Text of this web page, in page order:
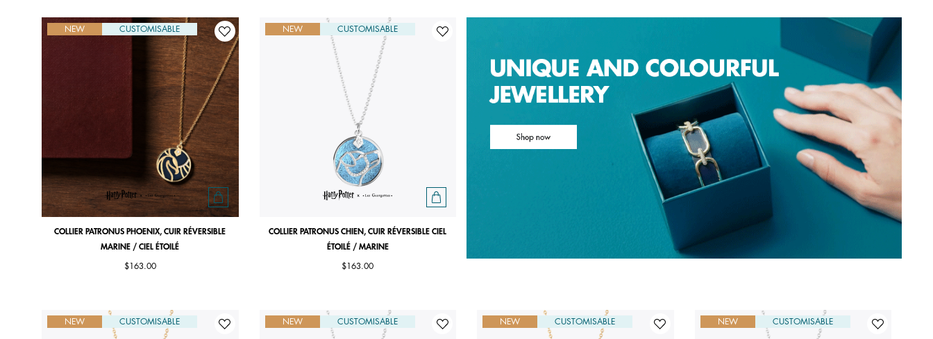
NEW CUSTOMISABLE
COLLIER PATRONUS PHOENIX, CUIR RÉVERSIBLE
MARINE / CIEL ÉTOILÉ
$163.00
NEW CUSTOMISABLE
COLLIER PATRONUS CHIEN, CUIR RÉVERSIBLE CIEL
ÉTOILÉ / MARINE
$163.00
NEW CUSTOMISABLE NEW CUSTOMISABLE NEW CUSTOMISABLE NEW CUSTOMISABLE